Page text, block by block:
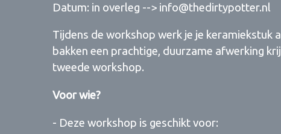
Datum: in overleg --> info@thedirtypotter.nl
Tijdens de workshop werk je je keramiekstuk
bakken een prachtige, duurzame afwerking
tweede workshop.
Voor wie?
- Deze workshop is geschikt voor: